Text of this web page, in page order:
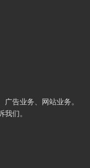
告业务、网站业务。
们。